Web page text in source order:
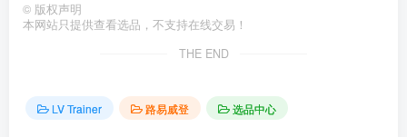
© 版权声明
本网站只提供查看选品，不支持在线交易！
THE END
LV Trainer 路易威登 选品中心